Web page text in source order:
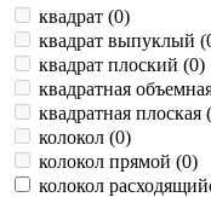
квадрат (0)
квадрат выпуклый (
квадрат плоский (0)
квадратная
квадратная плоская (
колокол (0)
колокол прямой (0)
колокол